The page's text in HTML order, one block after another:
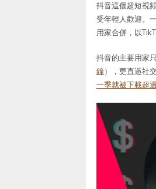
抖音這個超短視
受年輕人歡迎。
用家合併，以
抖音的主要用家
鐘），更直逼社
一季就被下載超